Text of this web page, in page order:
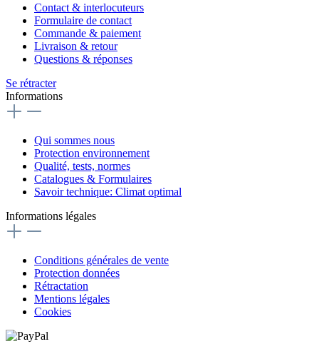
Contact & interlocuteurs
Formulaire de contact
Commande & paiement
Livraison & retour
Questions & réponses
Se rétracter
Informations
Qui sommes nous
Protection environnement
Qualité, tests, normes
Catalogues & Formulaires
Savoir technique: Climat optimal
Informations légales
Conditions générales de vente
Protection données
Rétractation
Mentions légales
Cookies